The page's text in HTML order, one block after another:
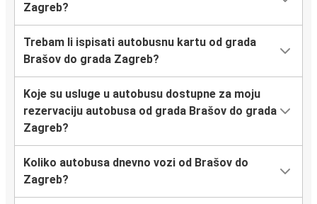
Zagreb?
Trebam li ispisati autobusnu kartu od grada
Brašov do grada Zagreb?
Koje su usluge u autobusu dostupne za moju
rezervaciju autobusa od grada Brašov do grada
Zagreb?
Koliko autobusa dnevno vozi od Brašov do
Zagreb?